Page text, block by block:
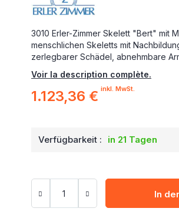
3010 Erler-Zimmer Skelett "Bert" mit
menschlichen Skeletts mit
zerlegbarer Schädel, abnehmbare
Voir la description complète.
1.123,36 € inkl. MwSt.
Verfügbarkeit : in 21 Tagen
In